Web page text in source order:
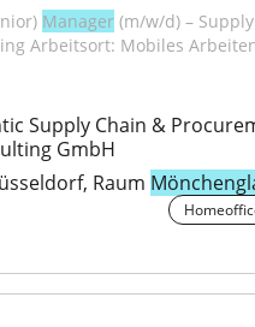
Manager (m/w/d) –
Arbeitsort: Mobiles
Supply Chain &
GmbH
Raum